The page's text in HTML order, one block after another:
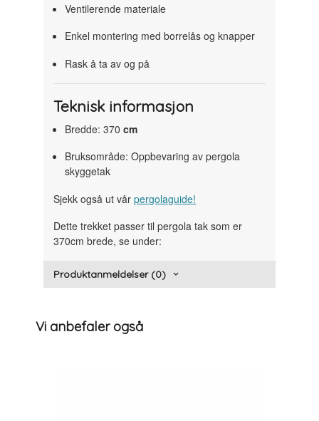
Ventilerende materiale
Enkel montering med borrelås og knapper
Rask å ta av og på
Teknisk informasjon
Bredde: 370 cm
Bruksområde: Oppbevaring av pergola
skyggetak
Sjekk også ut vårpergolaguide!
Dette trekket passer til pergola tak som er
370cm brede, se under:
Produktanmeldelser (0)
Vi anbefaler også